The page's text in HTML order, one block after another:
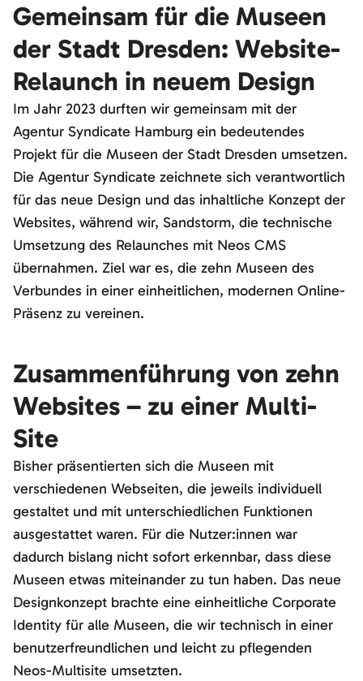
Gemeinsam für die Museen
der Stadt Dresden: Website-
Relaunch in neuem Design
Im Jahr 2023 durften wir gemeinsam mit der
Agentur Syndicate Hamburg ein bedeutendes
Projekt für die Museen der Stadt Dresden umsetzen.
Die Agentur Syndicate zeichnete sich verantwortlich
für das neue Design und das inhaltliche Konzept der
Websites, während wir, Sandstorm, die technische
Umsetzung des Relaunches mit Neos CMS
übernahmen. Ziel war es, die zehn Museen des
Verbundes in einer einheitlichen, modernen Online-
Präsenz zu vereinen.
Zusammenführung von zehn
Websites – zu einer Multi-
Site
Bisher präsentierten sich die Museen mit
verschiedenen Webseiten, die jeweils individuell
gestaltet und mit unterschiedlichen Funktionen
ausgestattet waren. Für die Nutzer:innen war
dadurch bislang nicht sofort erkennbar, dass diese
Museen etwas miteinander zu tun haben. Das neue
Designkonzept brachte eine einheitliche Corporate
Identity für alle Museen, die wir technisch in einer
benutzerfreundlichen und leicht zu pflegenden
Neos-Multisite umsetzten.